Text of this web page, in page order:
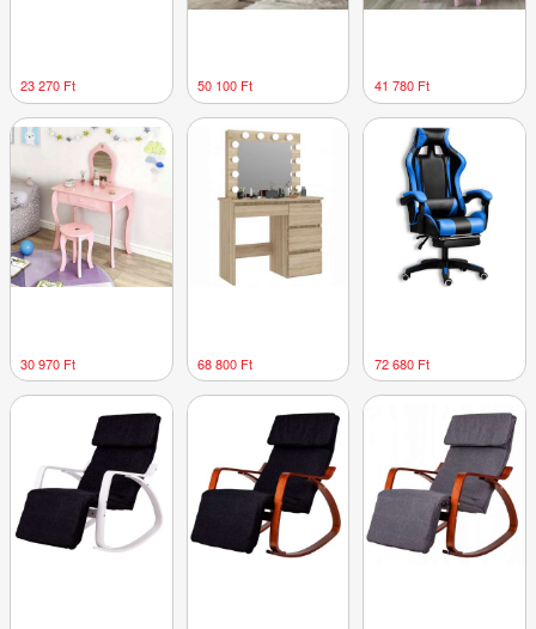
23 270 Ft 50 100 Ft 41 780 Ft
30 970 Ft 68 800 Ft 72 680 Ft